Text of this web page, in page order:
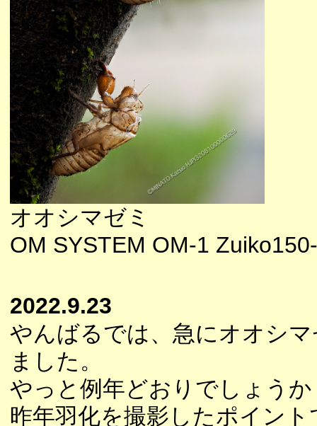
オオシマゼミ
OM SYSTEM OM-1
2022.9.23
やんばるでは、急にオオシ
ました。
やっと例年どおりでしょうか
昨年羽化を撮影したポイン